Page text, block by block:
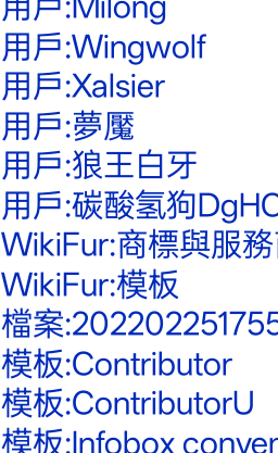
用戶:Wingwolf
用戶:Xalsier
用戶:夢魘
用戶:狼王白牙
用戶:碳酸氢狗
WikiFur:商標與服
WikiFur:模板
檔案
模板:Contributor
模板:ContributorU
模板:Infobox